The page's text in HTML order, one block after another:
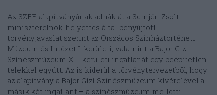
Az SZFE alapítványának adnák át a Semjén Zsolt
miniszterelnök-helyettes által benyújtott
törvényjavaslat szerint az Országos Színháztörténeti
Múzeum és Intézet I. kerületi, valamint a Bajor Gizi
Színészmúzeum XII. kerületi ingatlanát egy beépítetlen
telekkel együtt. Az is kiderül a törvénytervezetből, hogy
az alapítvány a Bajor Gizi Színészmúzeum kivételével a
másik két ingatlant – a színészmúzeum melletti